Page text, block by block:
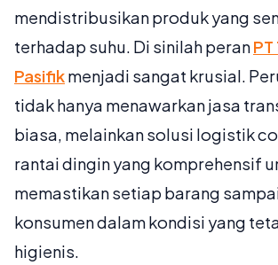
mendistribusikan produk yang
terhadap suhu. Di sinilah peranPT
Pasifikmenjadi sangat krusial.
tidak hanya menawarkan jasa
biasa, melainkan solusi logistik
rantai dingin yang komprehensif
memastikan setiap barang
konsumen dalam kondisi yang
higienis.